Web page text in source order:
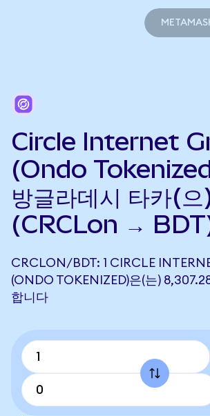
Circle Internet
(Ondo
방글라데시 타카(
(CRCLon →
CRCLON/BDT: 1 CIRCLE
(ONDO TOKENIZED)은(는)
합니다